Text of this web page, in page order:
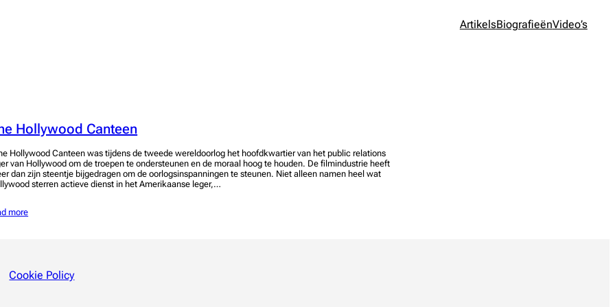
ArtikelsBiografieënVideo’s
Hollywood Canteen
Hollywood Canteen was tijdens de tweede wereldoorlog het hoofdkwartier van het public relations
van Hollywood om de troepen te ondersteunen en de moraal hoog te houden. De filmindustrie heeft
dan zijn steentje bijgedragen om de oorlogsinspanningen te steunen. Niet alleen namen heel wat
sterren actieve dienst in het Amerikaanse leger,…
more
Cookie Policy